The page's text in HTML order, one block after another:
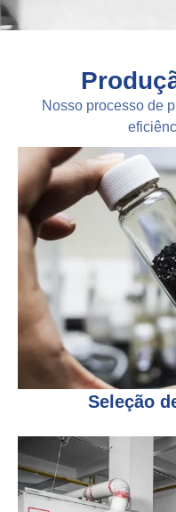
Nosso processo de
Seleção